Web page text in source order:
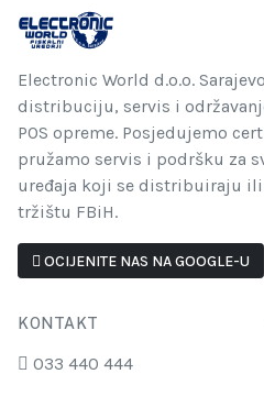
Electronic World d.o.o.
distribuciju, servis i
POS opreme. Posjedujemo
pružamo servis i podršku za
uređaja koji se distribuiraju
tržištu FBiH.
OCIJENITE NAS NA GOOGLE-U
KONTAKT
033 440 444